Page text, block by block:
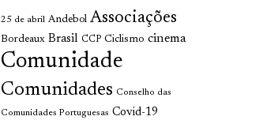
25 de abril Andebol Associações
Bordeaux Brasil CCP Ciclismo cinema
Comunidade
Comunidades Conselho das
Comunidades Portuguesas Covid-19